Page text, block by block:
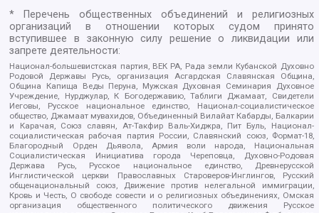
* Перечень общественных объединений и религиозных
организаций в отношении которых судом принято
вступившее в законную силу решение о ликвидации или
запрете деятельности:
Национал-большевистская партия, ВЕК РА, Рада земли Кубанской Духовно
Родовой Державы Русь, организация Асгардская Славянская Община,
Община Капища Веды Перуна, Мужская Духовная Семинария Духовное
Учреждение, Нурджулар, К Богодержавию, Таблиги Джамаат, Свидетели
Иеговы, Русское национальное единство, Национал-социалистическое
общество, Джамаат мувахидов, Объединенный Вилайат Кабарды, Балкарии
и Карачая, Союз славян, Ат-Такфир Валь-Хиджра, Пит Буль, Национал-
социалистическая рабочая партия России, Славянский союз, Формат-18,
Благородный Орден Дьявола, Армия воли народа, Национальная
Социалистическая Инициатива города Череповца, Духовно-Родовая
Держава Русь, Русское национальное единство, Древнерусской
Инглистической церкви Православных Староверов-Инглингов, Русский
общенациональный союз, Движение против нелегальной иммиграции,
Кровь и Честь, О свободе совести и о религиозных объединениях, Омская
организация общественного политического движения Русское